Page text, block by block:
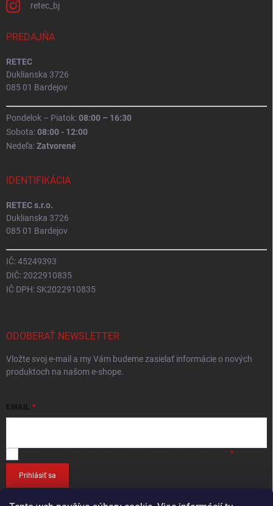
retec_bj
PREDAJŇA
RETEC
Duklianska 3726
085 01 Bardejov
Pondelok – Piatok:08:00 – 16:30
Sobota:08:00 - 12:00
Nedeľa:Zatvorené
IDENTIFIKÁCIA
RETEC s.r.o.
Duklianska 3726
085 01 Bardejov
IČ: 45249393
DIČ: 2022910835
IČ DPH: SK2022910835
ODOBERAŤ NEWSLETTER
Vložte svoj e-mail a my Vám budeme zasielať informácie o nových
produktoch na našom e-shope.
EMAIL
Prihlásiť sa